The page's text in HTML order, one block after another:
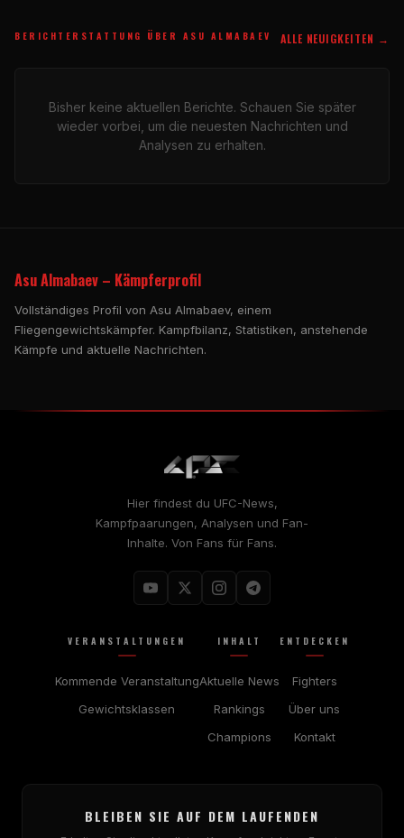
BERICHTERSTATTUNG ÜBER ASU ALMABAEV ALLE NEUIGKEITEN →
Bisher keine aktuellen Berichte. Schauen Sie später
wieder vorbei, um die neuesten Nachrichten und
Analysen zu erhalten.
Asu Almabaev – Kämpferprofil
Vollständiges Profil von Asu Almabaev, einem
Fliegengewichtskämpfer. Kampfbilanz, Statistiken, anstehende
Kämpfe und aktuelle Nachrichten.
Hier findest du UFC-News,
Kampfpaarungen, Analysen und Fan-
Inhalte. Von Fans für Fans.
VERANSTALTUNGEN
Kommende Veranstaltung
Gewichtsklassen
INHALT
Aktuelle News
Rankings
Champions
ENTDECKEN
Fighters
Über uns
Kontakt
BLEIBEN SIE AUF DEM LAUFENDEN